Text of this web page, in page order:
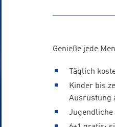
Genieße jede
Täglich
Kinder bis
Ausrüstung
Jugendliche